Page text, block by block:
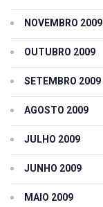
NOVEMBRO 2009
OUTUBRO 2009
SETEMBRO 2009
AGOSTO 2009
JULHO 2009
JUNHO 2009
MAIO 2009